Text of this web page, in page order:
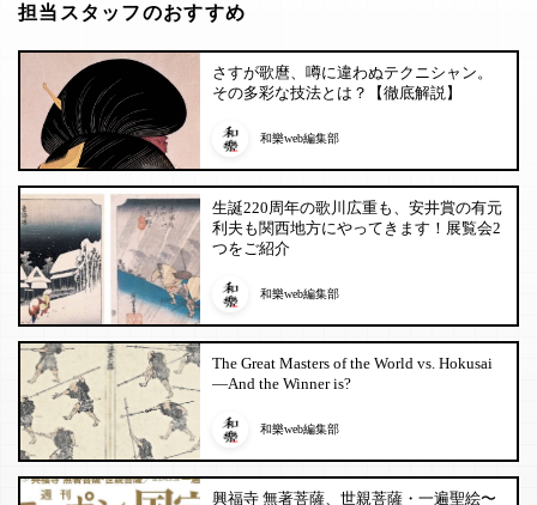
担当スタッフのおすすめ
さすが歌麿、噂に違わぬテクニシャン。
その多彩な技法とは？【徹底解説】
和樂web編集部
生誕220周年の歌川広重も、安井賞の有元
利夫も関西地方にやってきます！展覧会2
つをご紹介
和樂web編集部
The Great Masters of the World vs. Hokusai
—And the Winner is?
和樂web編集部
興福寺 無著菩薩、世親菩薩・一遍聖絵〜